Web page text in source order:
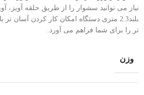
نیاز می توانید سشوار را از طریق حلقه آویز،
بلند2.3 متری دستگاه امکان کار کردن
تر را برای شما فراهم می آورد.
وزن